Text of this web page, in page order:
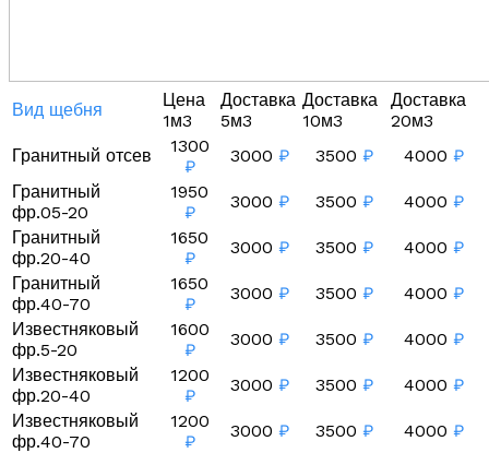
Вид щебня
Цена
1м3
Доставка
5м3
Доставка
10м3
Доставка
20м3
Гранитный отсев
1300
₽
3000 ₽ 3500 ₽ 4000 ₽
Гранитный
фр.05-20
1950
₽
3000 ₽ 3500 ₽ 4000 ₽
Гранитный
фр.20-40
1650
₽
3000 ₽ 3500 ₽ 4000 ₽
Гранитный
фр.40-70
1650
₽
3000 ₽ 3500 ₽ 4000 ₽
Известняковый
фр.5-20
1600
₽
3000 ₽ 3500 ₽ 4000 ₽
Известняковый
фр.20-40
1200
₽
3000 ₽ 3500 ₽ 4000 ₽
Известняковый
фр.40-70
1200
₽
3000 ₽ 3500 ₽ 4000 ₽